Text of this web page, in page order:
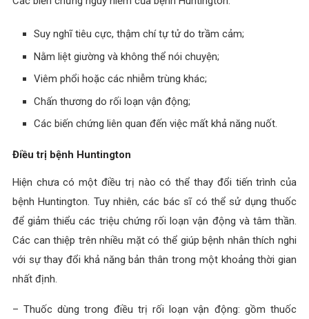
Suy nghĩ tiêu cực, thậm chí tự tử do trầm cảm;
Nằm liệt giường và không thể nói chuyện;
Viêm phổi hoặc các nhiễm trùng khác;
Chấn thương do rối loạn vận động;
Các biến chứng liên quan đến việc mất khả năng nuốt.
Điều trị bệnh Huntington
Hiện chưa có một điều trị nào có thể thay đổi tiến trình của
bệnh Huntington. Tuy nhiên, các bác sĩ có thể sử dụng thuốc
để giảm thiểu các triệu chứng rối loạn vận động và tâm thần.
Các can thiệp trên nhiều mặt có thể giúp bệnh nhân thích nghi
với sự thay đổi khả năng bản thân trong một khoảng thời gian
nhất định.
– Thuốc dùng trong điều trị rối loạn vận động: gồm thuốc